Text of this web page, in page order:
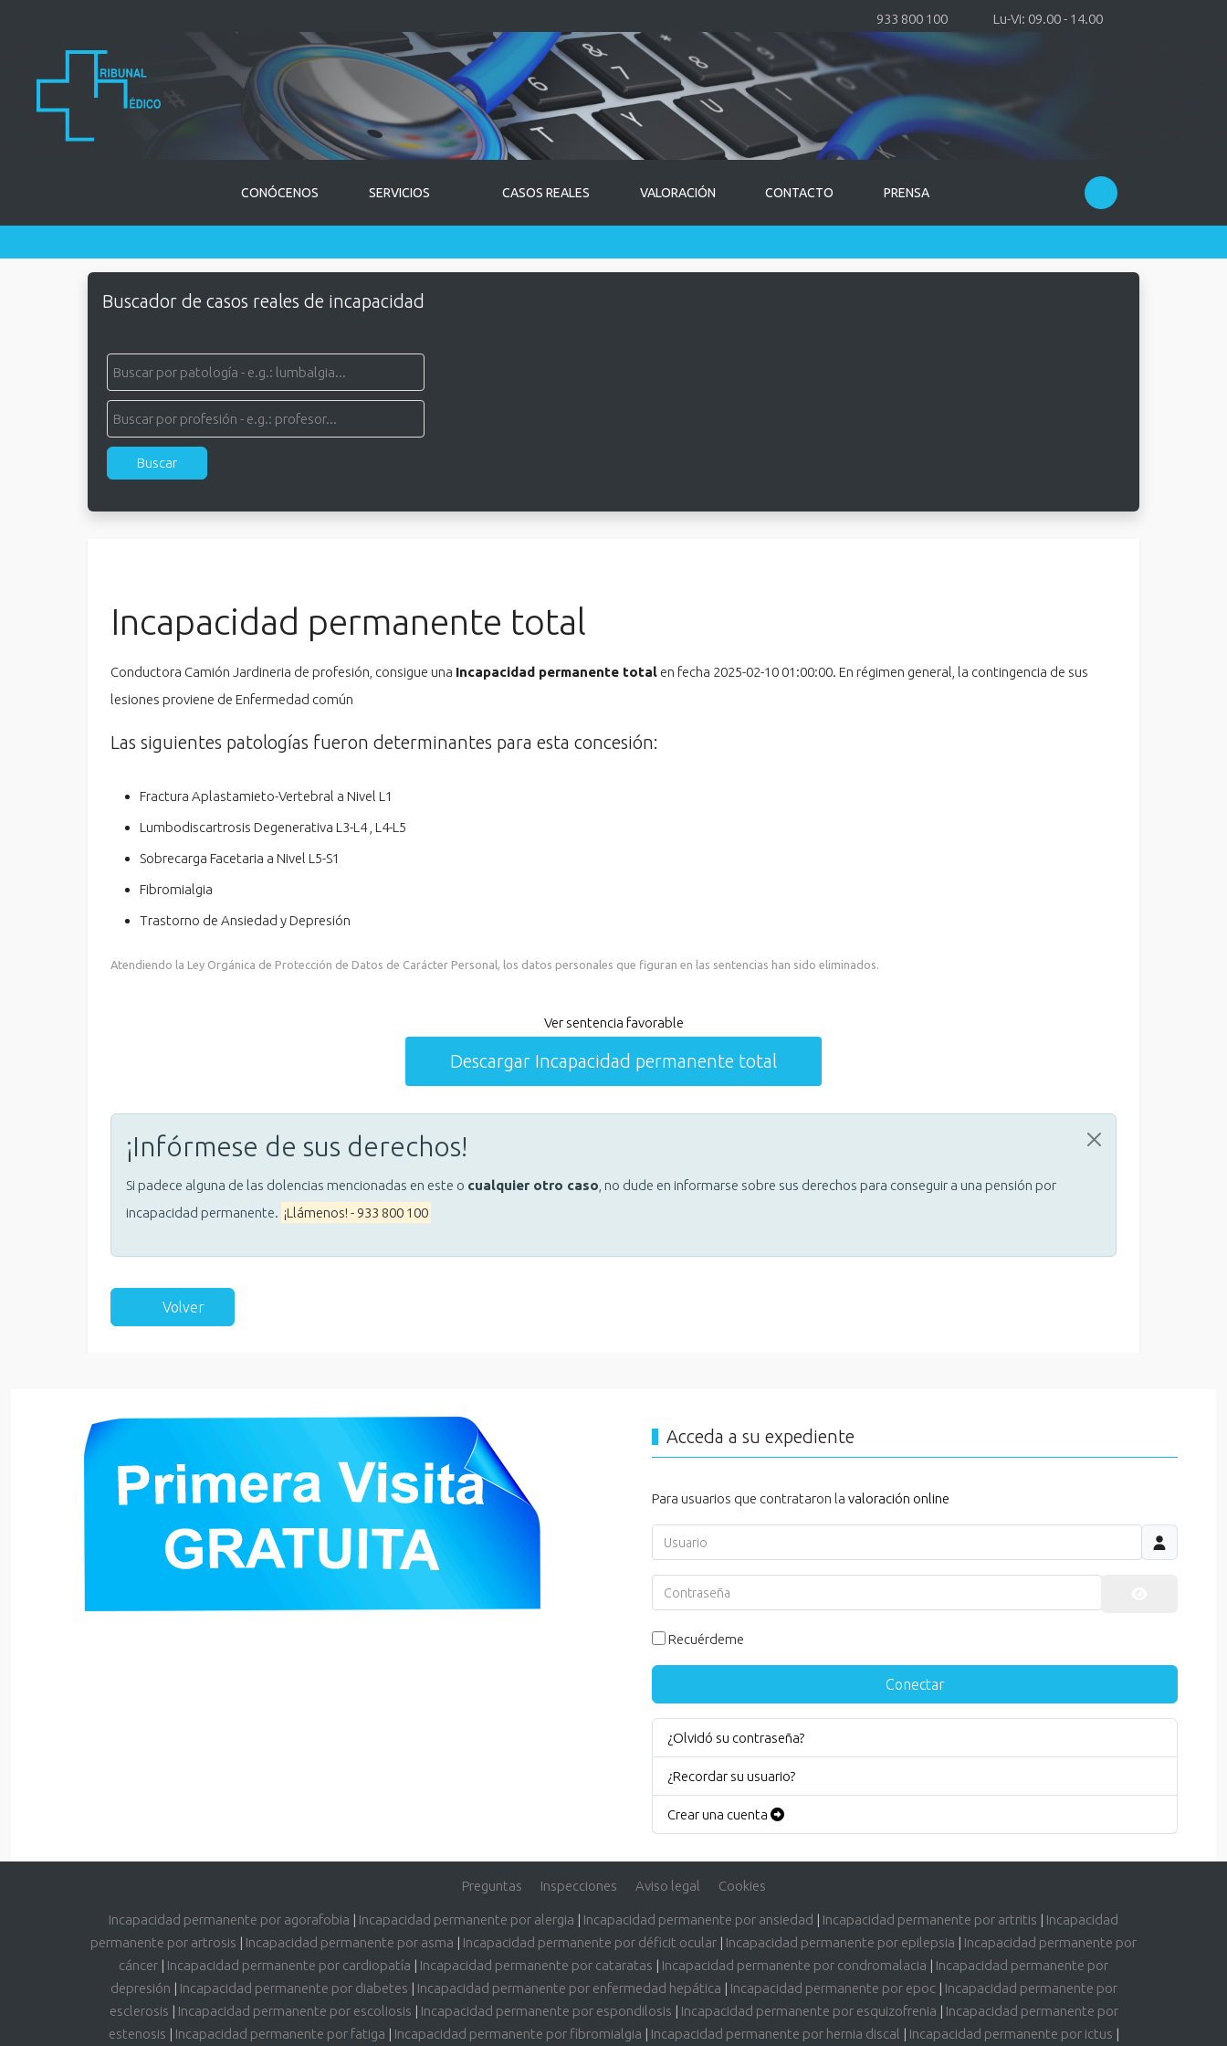
933 800 100 Lu-Vi: 09.00 - 14.00
CONÓCENOS SERVICIOS CASOS REALES VALORACIÓN CONTACTO PRENSA
Buscador de casos reales de incapacidad
Incapacidad permanente total
Conductora Camión Jardineria de profesión, consigue una Incapacidad permanente total en fecha 2025-02-10 01:00:00. En régimen general, la contingencia de sus
lesiones proviene de Enfermedad común
Las siguientes patologías fueron determinantes para esta concesión:
Fractura Aplastamieto-Vertebral a Nivel L1
Lumbodiscartrosis Degenerativa L3-L4 , L4-L5
Sobrecarga Facetaria a Nivel L5-S1
Fibromialgia
Trastorno de Ansiedad y Depresión
Atendiendo la Ley Orgánica de Protección de Datos de Carácter Personal, los datos personales que figuran en las sentencias han sido eliminados.
Ver sentencia favorable
Descargar Incapacidad permanente total
¡Infórmese de sus derechos!
Si padece alguna de las dolencias mencionadas en este o cualquier otro caso , no dude en informarse sobre sus derechos para conseguir a una pensión por
incapacidad permanente. ¡Llámenos! - 933 800 100
Volver
Acceda a su expediente
Para usuarios que contrataron la valoración online
Usuario
Contraseña
Recuérdeme
Conectar
¿Olvidó su contraseña?
¿Recordar su usuario?
Crear una cuenta
Preguntas Inspecciones Aviso legal Cookies
Incapacidad permanente por agorafobia | Incapacidad permanente por alergia | Incapacidad permanente por ansiedad | Incapacidad permanente por artritis | Incapacidad
permanente por artrosis | Incapacidad permanente por asma | Incapacidad permanente por déficit ocular | Incapacidad permanente por epilepsia | Incapacidad permanente por
cáncer | Incapacidad permanente por cardiopatía | Incapacidad permanente por cataratas | Incapacidad permanente por condromalacia | Incapacidad permanente por
depresión | Incapacidad permanente por diabetes | Incapacidad permanente por enfermedad hepática | Incapacidad permanente por epoc| Incapacidad permanente por
esclerosis | Incapacidad permanente por escoliosis | Incapacidad permanente por espondilosis | Incapacidad permanente por esquizofrenia | Incapacidad permanente por
estenosis | Incapacidad permanente por fatiga | Incapacidad permanente por fibromialgia | Incapacidad permanente por hernia discal | Incapacidad permanente por ictus |